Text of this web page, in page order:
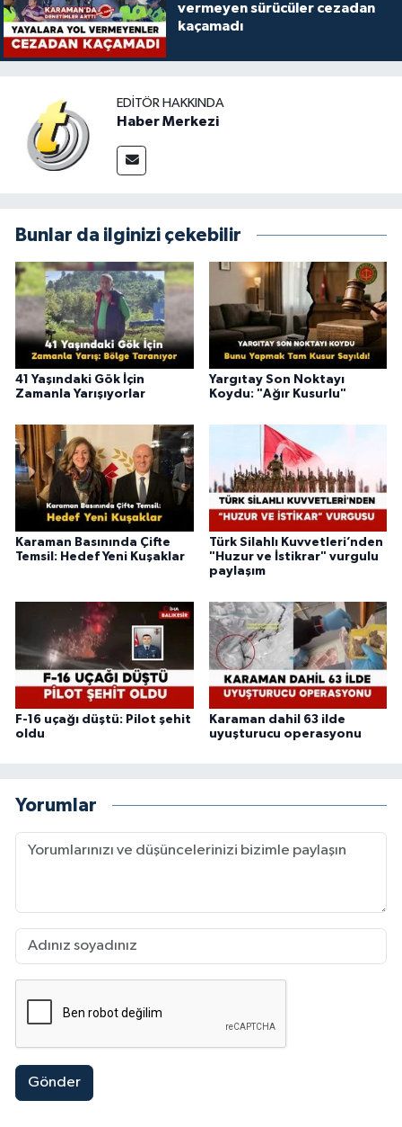
vermeyen sürücüler cezadan
kaçamadı
EDITÖR HAKKINDA
Haber Merkezi
Bunlar da ilginizi çekebilir
41 Yaşındaki Gök İçin
Zamanla Yarışıyorlar
Yargıtay Son Noktayı
Koydu: "Ağır Kusurlu"
Karaman Basınında Çifte
Temsil: Hedef Yeni Kuşaklar
Türk Silahlı Kuvvetleri’nden
"Huzur ve İstikrar" vurgulu
paylaşım
F-16 uçağı düştü: Pilot şehit
oldu
Karaman dahil 63 ilde
uyuşturucu operasyonu
Yorumlar
Gönder